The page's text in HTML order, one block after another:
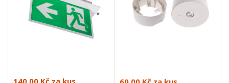
140,00 Kč za kus